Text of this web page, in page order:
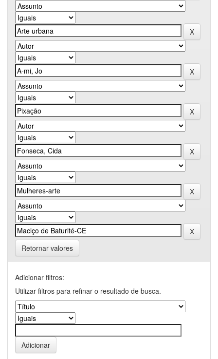
Retornar valores
Adicionar filtros:
Utilizar filtros para refinar o resultado de busca.